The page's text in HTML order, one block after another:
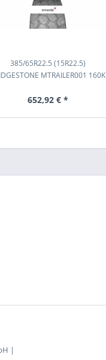
385/65R22.5 (15R22.5)
MTRAILER001 160K
652,92 € *
|